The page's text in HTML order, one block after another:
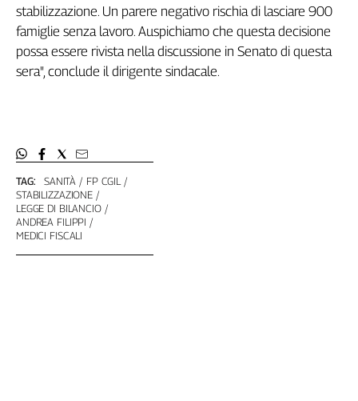
settimana
Collettiva
Girasoli
Il
Sassolino
It
Easy
Inserti
Idea
Diffusa
TAG: SANITÀ
FP CGIL
STABILIZZAZIONE
LEGGE DI BILANCIO
ANDREA FILIPPI
MEDICI FISCALI
stabilizzazione. Un parere negativo rischia di lasciare 900
famiglie senza lavoro. Auspichiamo che questa decisione
possa essere rivista nella discussione in Senato di questa
sera", conclude il dirigente sindacale.